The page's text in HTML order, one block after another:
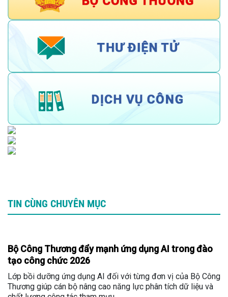
TIN CÙNG CHUYÊN MỤC
Bộ Công Thương đẩy mạnh ứng dụng AI trong đào
tạo công chức 2026
Lớp bồi dưỡng ứng dụng AI đối với từng đơn vị của Bộ Công
Thương giúp cán bộ nâng cao năng lực phân tích dữ liệu và